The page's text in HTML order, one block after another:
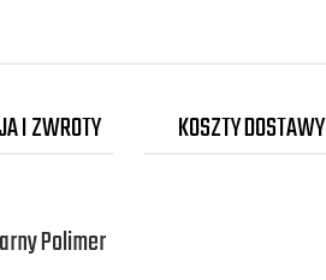
I ZWROTY KOSZTY DOSTAWY
Polimer